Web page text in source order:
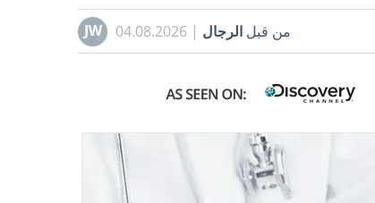
من قبل الرجال | 04.08.2026